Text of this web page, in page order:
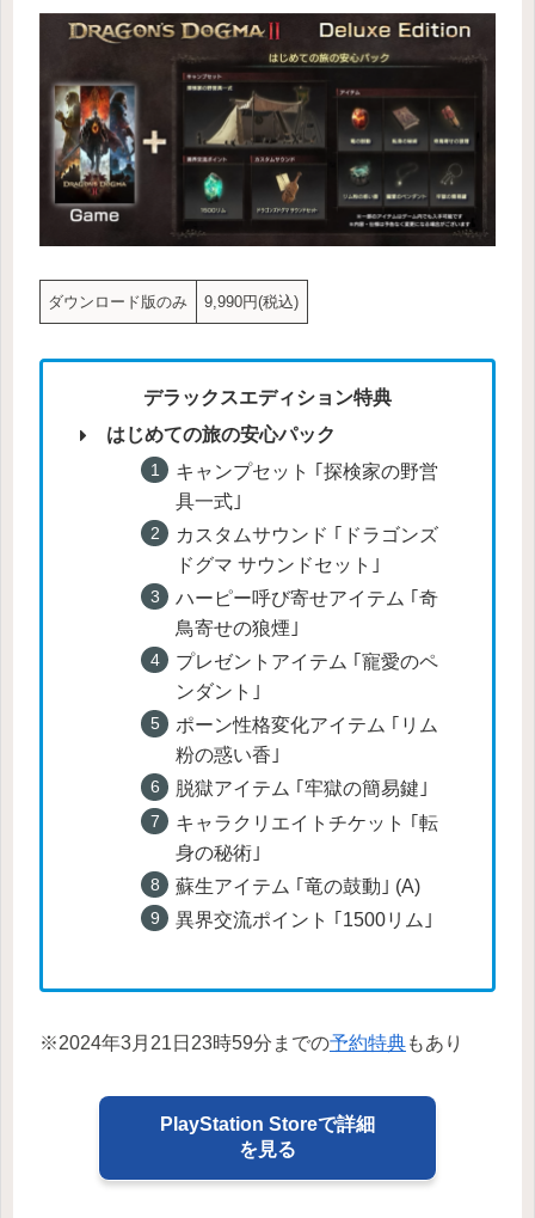
ダウンロード版のみ 9,990円(税込)
デラックスエディション特典
はじめての旅の安心パック
キャンプセット ｢探検家の野営
具一式｣
カスタムサウンド ｢ドラゴンズ
ドグマ サウンドセット｣
ハーピー呼び寄せアイテム ｢奇
鳥寄せの狼煙｣
プレゼントアイテム ｢寵愛のペ
ンダント｣
ポーン性格変化アイテム ｢リム
粉の惑い香｣
脱獄アイテム ｢牢獄の簡易鍵｣
キャラクリエイトチケット ｢転
身の秘術｣
蘇生アイテム ｢竜の鼓動｣ (A)
異界交流ポイント ｢1500リム｣
※2024年3月21日23時59分までの予約特典もあり
PlayStation Storeで詳細
を見る